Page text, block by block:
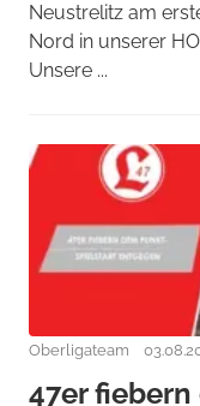
Neustrelitz am
Nord in unserer
Unsere ...
Oberligateam
47er